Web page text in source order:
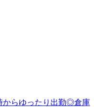
からゆったり出勤◎倉庫